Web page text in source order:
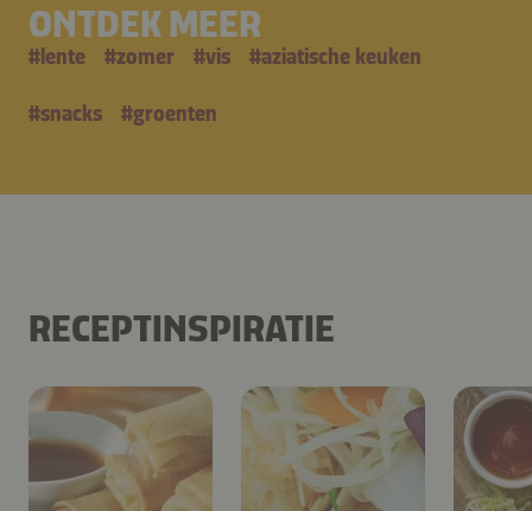
ONTDEK MEER
# lente #zomer #vis #aziatische keuken
#snacks #groenten
RECEPTINSPIRATIE